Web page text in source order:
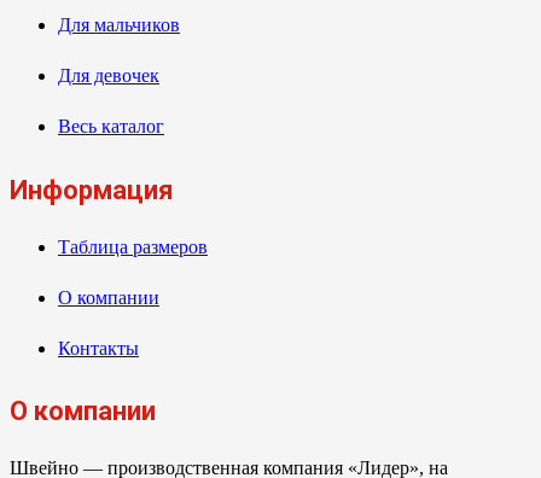
Для мальчиков
Для девочек
Весь каталог
Информация
Таблица размеров
О компании
Контакты
О компании
Швейно — производственная компания «Лидер», на